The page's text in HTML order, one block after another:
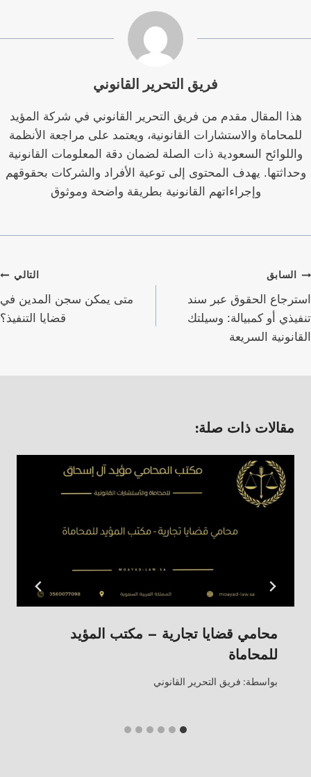
فريق التحرير القانوني
هذا المقال مقدم من فريق التحرير القانوني في شركة المؤيد
للمحاماة والاستشارات القانونية، ويعتمد على مراجعة الأنظمة
واللوائح السعودية ذات الصلة لضمان دقة المعلومات القانونية
وحداثتها. يهدف المحتوى إلى توعية الأفراد والشركات بحقوقهم
وإجراءاتهم القانونية بطريقة واضحة وموثوق
تصفّح
المقالات
السابق
استرجاع الحقوق عبر سند
تنفيذي أو كمبيالة: وسيلتك
القانونية السريعة
التالي
متى يمكن سجن المدين في
قضايا التنفيذ؟
مقالات ذات صلة:
محامي قضايا تجارية – مكتب المؤيد
للمحاماة
بواسطة: فريق التحرير القانوني